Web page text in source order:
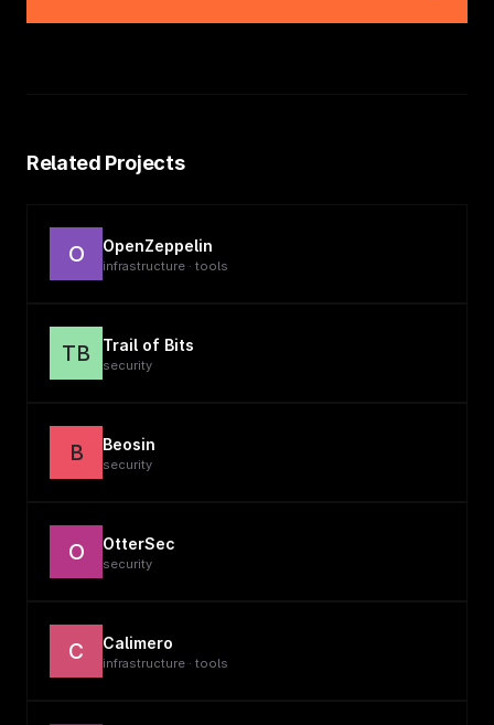
Related Projects
O OpenZeppelin
infrastructure · tools
TB Trail of Bits
security
B Beosin
security
O OtterSec
security
C Calimero
infrastructure · tools